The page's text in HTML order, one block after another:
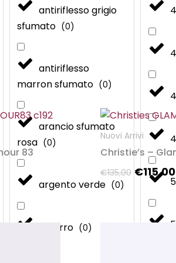
antiriflesso grigio
sfumato (0)
antiriflesso
marron sfumato (0)
arancio sfumato
rosa (0)
argento verde (0)
azzurro (0)
83
prezzo
attuale
Nuovi Arrivi
Christie’s –
€135,00
Il
prezzo
era:
€135,00.
€115,00
più
opzioni